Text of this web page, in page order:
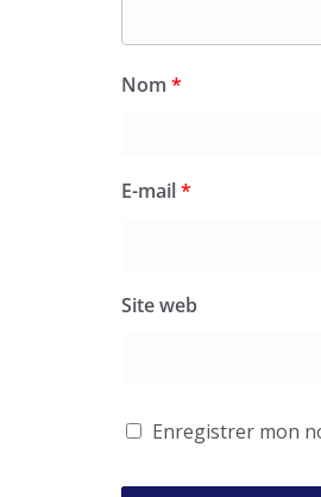
Nom *
E-mail*
Site web
Enregistrer mon